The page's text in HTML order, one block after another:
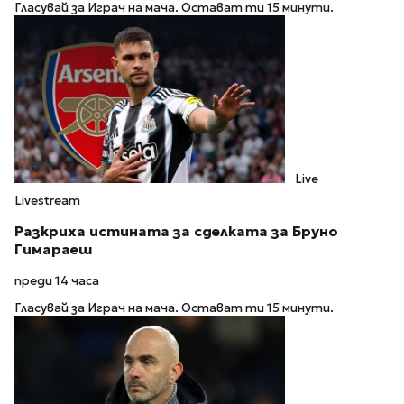
Гласувай за Играч на мача. Остават ти 15 минути.
Live
Livestream
Разкриха истината за сделката за Бруно
Гимараеш
преди 14 часа
Гласувай за Играч на мача. Остават ти 15 минути.